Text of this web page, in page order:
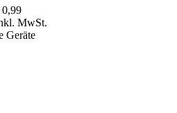
MwSt.
Geräte